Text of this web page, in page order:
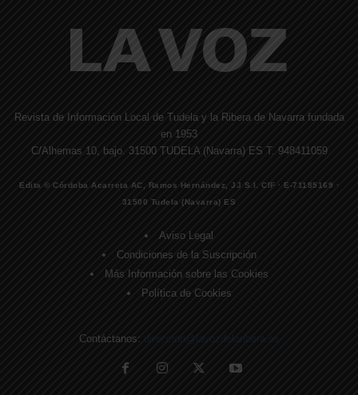
Revista de Información Local de Tudela y la Ribera de Navarra fundada
en 1953
C/Alhemas 10, bajo. 31500 TUDELA (Navarra) ES T. 948411059
Edita © Córdoba Acarreta AC, Ramos Hernández, JJ S.I. CIF · E-71185169 ·
31500 Tudela (Navarra) ES
Aviso Legal
Condiciones de la Suscripción
Más Información sobre las Cookies
Política de Cookies
Contáctanos: direccion@lavozdelaribera.es